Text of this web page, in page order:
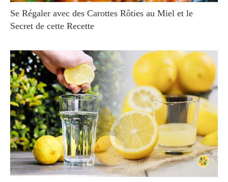
Se Régaler avec des Carottes Rôties au Miel et le
Secret de cette Recette